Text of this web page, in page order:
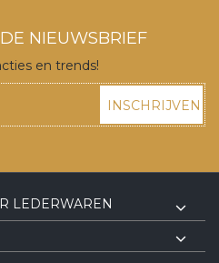
NIEUWSBRIEF
en trends!
INSCHRIJVEN
LEDERWAREN